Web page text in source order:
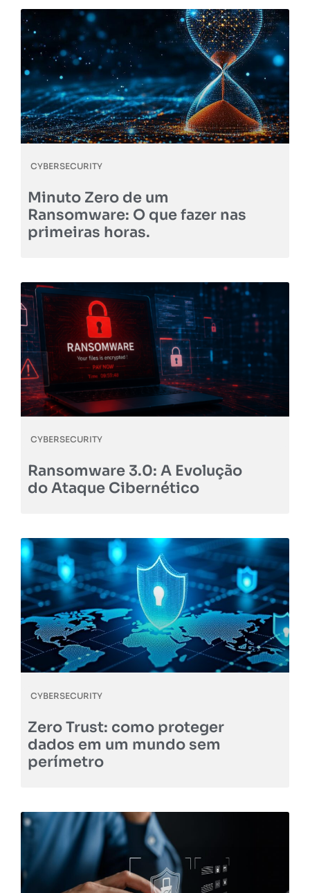
CYBERSECURITY
Minuto Zero de um
Ransomware: O que fazer nas
primeiras horas.
CYBERSECURITY
Ransomware 3.0: A Evolução
do Ataque Cibernético
CYBERSECURITY
Zero Trust: como proteger
dados em um mundo sem
perímetro